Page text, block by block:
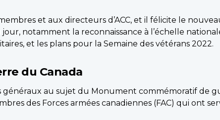
et aux directeurs d’ACC, et il félicite le
notamment la reconnaissance à l’échelle
et les plans pour la Semaine des vétérans 2022.
du Canada
généraux au sujet du Monument commémoratif de
des Forces armées canadiennes (FAC) qui ont